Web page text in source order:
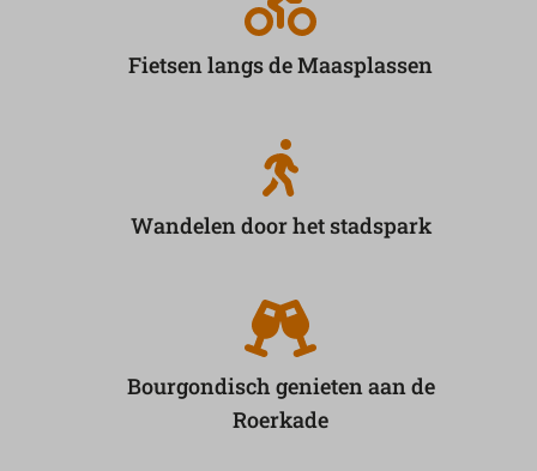
Fietsen langs de Maasplassen
Wandelen door het stadspark
Bourgondisch genieten aan de
Roerkade